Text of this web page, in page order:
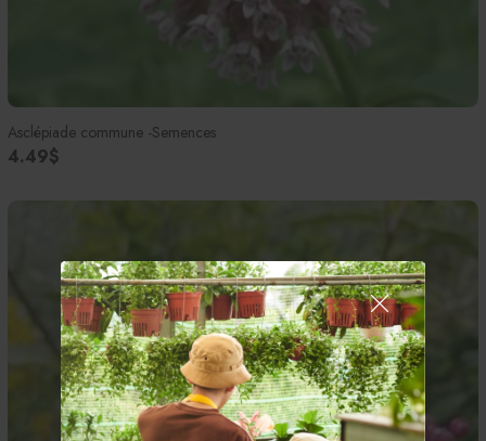
Asclépiade commune -Semences
4.49$